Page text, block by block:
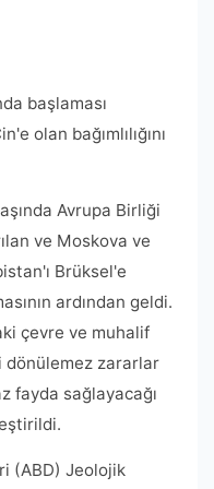
başlaması
olan bağımlılığını
Avrupa Birliği
ve Moskova ve
Brüksel'e
ardından geldi.
çevre ve muhalif
dönülemez zararlar
fayda sağlayacağı
(ABD) Jeolojik